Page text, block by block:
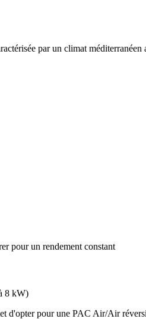
par un climat
pour un rendement constant
8 kW)
d'opter pour une PAC Air/Air